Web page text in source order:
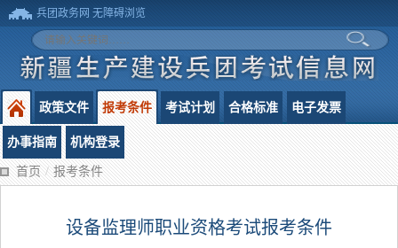
兵团政务网 无障碍浏览
政策文件 报考条件 考试计划 合格标准 电子发票
办事指南 机构登录
首页 / 报考条件
设备监理师职业资格考试报考条件